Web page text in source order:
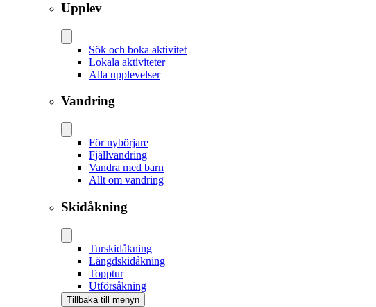
Upplev
Sök och boka aktivitet
Lokala aktiviteter
Alla upplevelser
Vandring
För nybörjare
Fjällvandring
Vandra med barn
Allt om vandring
Skidåkning
Tur­skidåkning
Längd­skidåkning
Topptur
Utförsåkning
Tillbaka till menyn